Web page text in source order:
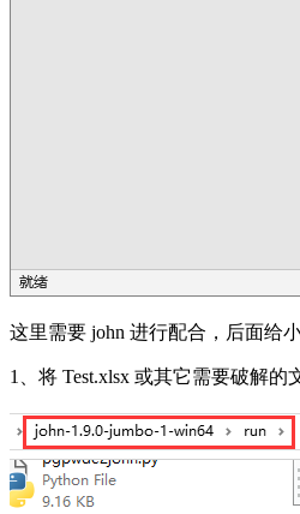
这里需要 john 进行配合，后面给
1、将 Test.xlsx 或其它需要破解的